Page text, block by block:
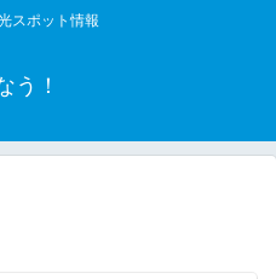
スポット情報
う！